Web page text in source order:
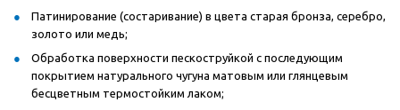
Патинирование (состаривание) в цвета старая бронза, серебро,
золото или медь;
Обработка поверхности пескоструйкой с последующим
покрытием натурального чугуна матовым или глянцевым
бесцветным термостойким лаком;